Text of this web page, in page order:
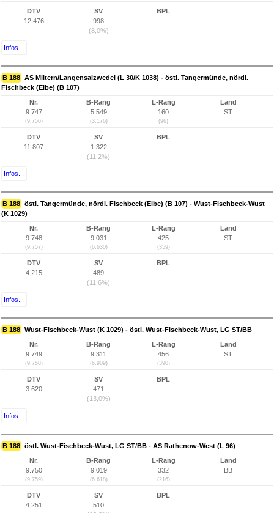
DTV
12.476
SV
998
(8,0%)
BPL
Infos...
B 188 AS Miltern/Langensalzwedel (L 30/K 1038) - östl. Tangermünde, nördl.
Fischbeck (Elbe) (B 107)
Nr.
9.747
(9.756)
B-Rang
5.549
(3.176)
L-Rang
160
(96)
Land
ST
DTV
11.807
SV
1.322
(11,2%)
BPL
Infos...
B 188 östl. Tangermünde, nördl. Fischbeck (Elbe) (B 107) - Wust-Fischbeck-Wust
(K 1029)
Nr.
9.748
(9.757)
B-Rang
9.031
(6.630)
L-Rang
425
(359)
Land
ST
DTV
4.215
SV
489
(11,6%)
BPL
Infos...
B 188 Wust-Fischbeck-Wust (K 1029) - östl. Wust-Fischbeck-Wust, LG ST/BB
Nr.
9.749
(9.758)
B-Rang
9.311
(6.909)
L-Rang
456
(390)
Land
ST
DTV
3.620
SV
471
(13,0%)
BPL
Infos...
B 188 östl. Wust-Fischbeck-Wust, LG ST/BB - AS Rathenow-West (L 96)
Nr.
9.750
(9.759)
B-Rang
9.019
(6.618)
L-Rang
332
(216)
Land
BB
DTV
4.251
SV
510
BPL